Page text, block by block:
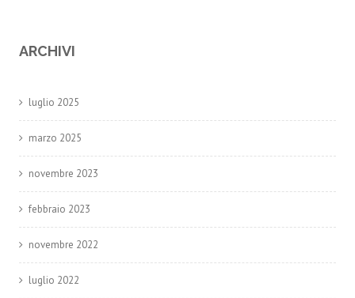
ARCHIVI
luglio 2025
marzo 2025
novembre 2023
febbraio 2023
novembre 2022
luglio 2022